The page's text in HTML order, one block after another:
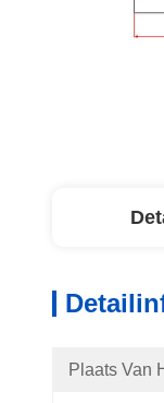
Plaats Van